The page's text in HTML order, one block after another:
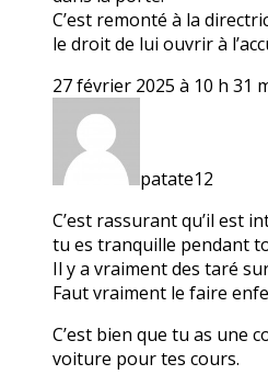
C’est remonté à la
le droit de lui ouvrir à
27 février 2025 à 10 h 31
patate12
C’est rassurant qu’il est
tu es tranquille pendant
Il y a vraiment des taré
Faut vraiment le faire
C’est bien que tu as une
voiture pour tes cours.